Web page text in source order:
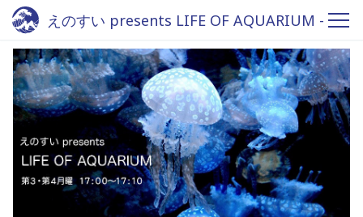
えのすい presents LIFE OF AQUARIUM -
Fm yokohama 84.7